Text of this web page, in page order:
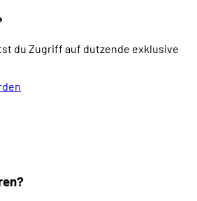
beginnt
du Zugriff auf dutzende exklusive